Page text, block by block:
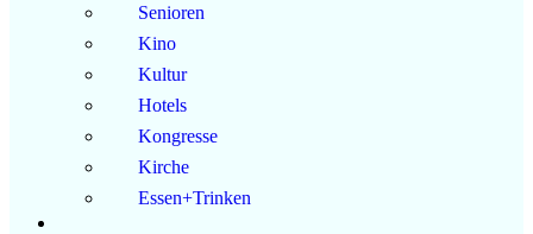
Senioren
Kino
Kultur
Hotels
Kongresse
Kirche
Essen+Trinken